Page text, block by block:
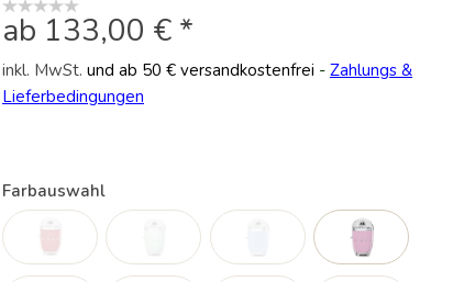
ab 133,00 € *
inkl. MwSt. und ab 50 € versandkostenfrei - Zahlungs &
Lieferbedingungen
Farbauswahl